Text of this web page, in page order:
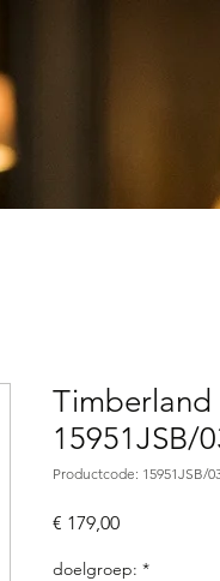
Timberland
15951JSB/
Productcode: 15951JSB/
€ 179,00Prijs
doelgroep: *